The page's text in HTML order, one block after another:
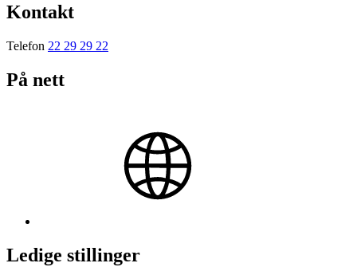
Kontakt
Telefon 22 29 29 22
På nett
Ledige stillinger